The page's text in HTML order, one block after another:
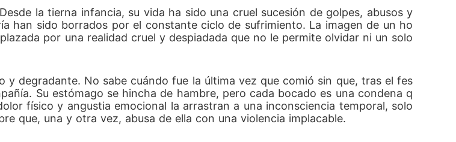
la tierna infancia, su vida ha sido una cruel sucesión de golpes, abusos y
han sido borrados por el constante ciclo de sufrimiento. La imagen de un ho
por una realidad cruel y despiadada que no le permite olvidar ni un solo
y degradante. No sabe cuándo fue la última vez que comió sin que, tras el fes
Su estómago se hincha de hambre, pero cada bocado es una condena q
físico y angustia emocional la arrastran a una inconsciencia temporal, solo
que, una y otra vez, abusa de ella con una violencia implacable.